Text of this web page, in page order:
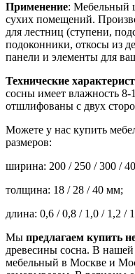
Применение: Мебельный
сухих помещений.
для лестниц (ступени,
подоконники, откосы из
панели и элементы для
Технические
сосны имеет влажность
отшлифованы с двух
Можете у нас купить
размеров:
ширина: 200 / 250 / 300 /
толщина: 18 / 28 / 40 мм;
длина: 0,6 / 0,8 / 1,0 / 1,2 /
Мы предлагаем купить
древесины сосна. В
мебельный в Москве и